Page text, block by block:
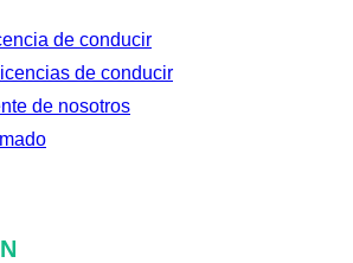
de conducir
de conducir
de nosotros